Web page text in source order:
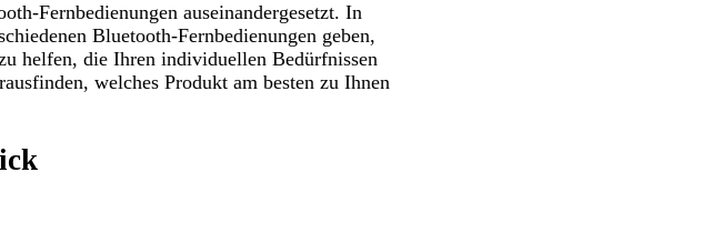
Fernbedienungen auseinandergesetzt. In
Bluetooth-Fernbedienungen geben,
helfen, die Ihren individuellen Bedürfnissen
welches Produkt am besten zu Ihnen